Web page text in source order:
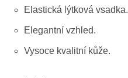
Elastická lýtková vsadka.
Elegantní vzhled.
Vysoce kvalitní kůže.